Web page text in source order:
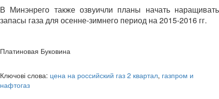
В Минэнрего также озвуичли планы начать наращивать
запасы газа для осенне-зимнего период на 2015-2016 гг.
Платиновая Буковина
Ключові слова: цена на российский газ 2 квартал, газпром и
нафтогаз